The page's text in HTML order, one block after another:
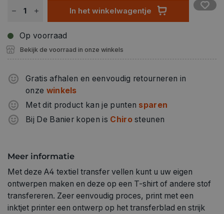
etc... Was nadien op lage temperatuur. 10 vellen, voor wit
of licht gekleurde textiel, bestaande uit katoen.
verpakking.
In het winkelwagentje
Op voorraad
Bekijk de voorraad in onze winkels
Gratis afhalen en eenvoudig retourneren in
onze winkels
Met dit product kan je punten sparen
Bij De Banier kopen is Chirosteunen
Meer informatie
Met deze A4 textiel transfer vellen kunt u uw eigen
ontwerpen maken en deze op een T-shirt of andere stof
transfereren. Zeer eenvoudig proces, print met een
inktjet printer een ontwerp op het transferblad en strijk